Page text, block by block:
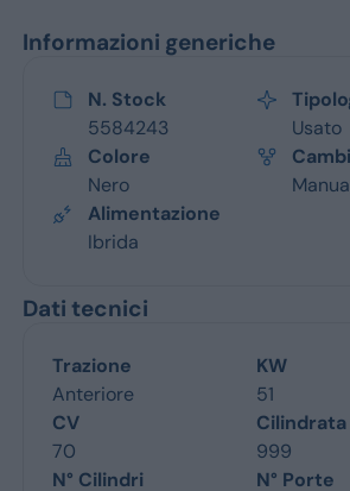
Informazioni generiche
N. Stock
5584243
Usato
Colore
Nero
Alimentazione
Ibrida
Dati tecnici
Trazione
Anteriore
KW
51
CV
70
Cilindrata
999
N° Cilindri
N° Porte